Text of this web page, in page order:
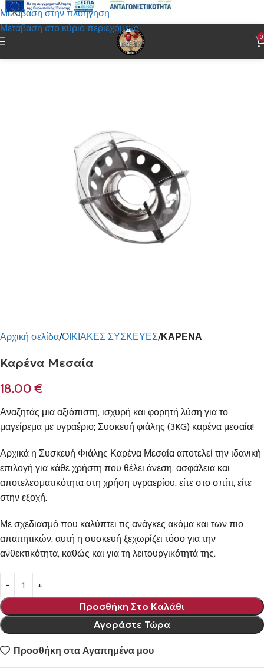
Μετάβαση στην πλοήγηση
Μετάβαση στο κύριο περιεχόμενο
0
Αρχική σελίδα ΟΙΚΙΑΚΕΣ ΣΥΣΚΕΥΕΣ ΚΑΡΕΝΑ
Καρένα Μεσαία
18.00€
Αναζητάς μια αξιόπιστη, ισχυρή και φορητή λύση για το
μαγείρεμα με υγραέριο; Συσκευή φιάλης (3KG) καρένα μεσαία!
Αρχικά η Συσκευή Φιάλης Καρένα Μεσαία αποτελεί την ιδανική
επιλογή για κάθε χρήστη που θέλει άνεση, ασφάλεια και
αποτελεσματικότητα στη χρήση υγραερίου, είτε στο σπίτι, είτε
στην εξοχή.
Με σχεδιασμό που καλύπτει τις ανάγκες ακόμα και των πιο
απαιτητικών, αυτή η συσκευή ξεχωρίζει τόσο για την
ανθεκτικότητα, καθώς και για τη λειτουργικότητά της.
Προσθήκη Στο Καλάθι
Αγοράστε Τώρα
Προσθήκη στα Αγαπημένα μου